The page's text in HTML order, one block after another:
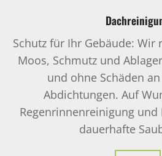
Schutz für Ihr Gebäude: Wir
Moos, Schmutz und
und ohne Schäden
Abdichtungen. Auf
Regenrinnenreinigung
dauerhafte